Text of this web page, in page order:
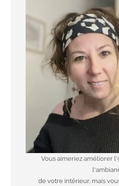
Vous aimeriez améliorer
de votre intérieur, mais